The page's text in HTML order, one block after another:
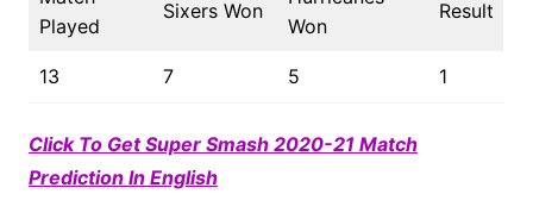
Played
Sixers Won
Won
Result
13 7 5 1
Click To Get Super Smash 2020-21 Match
Prediction In English